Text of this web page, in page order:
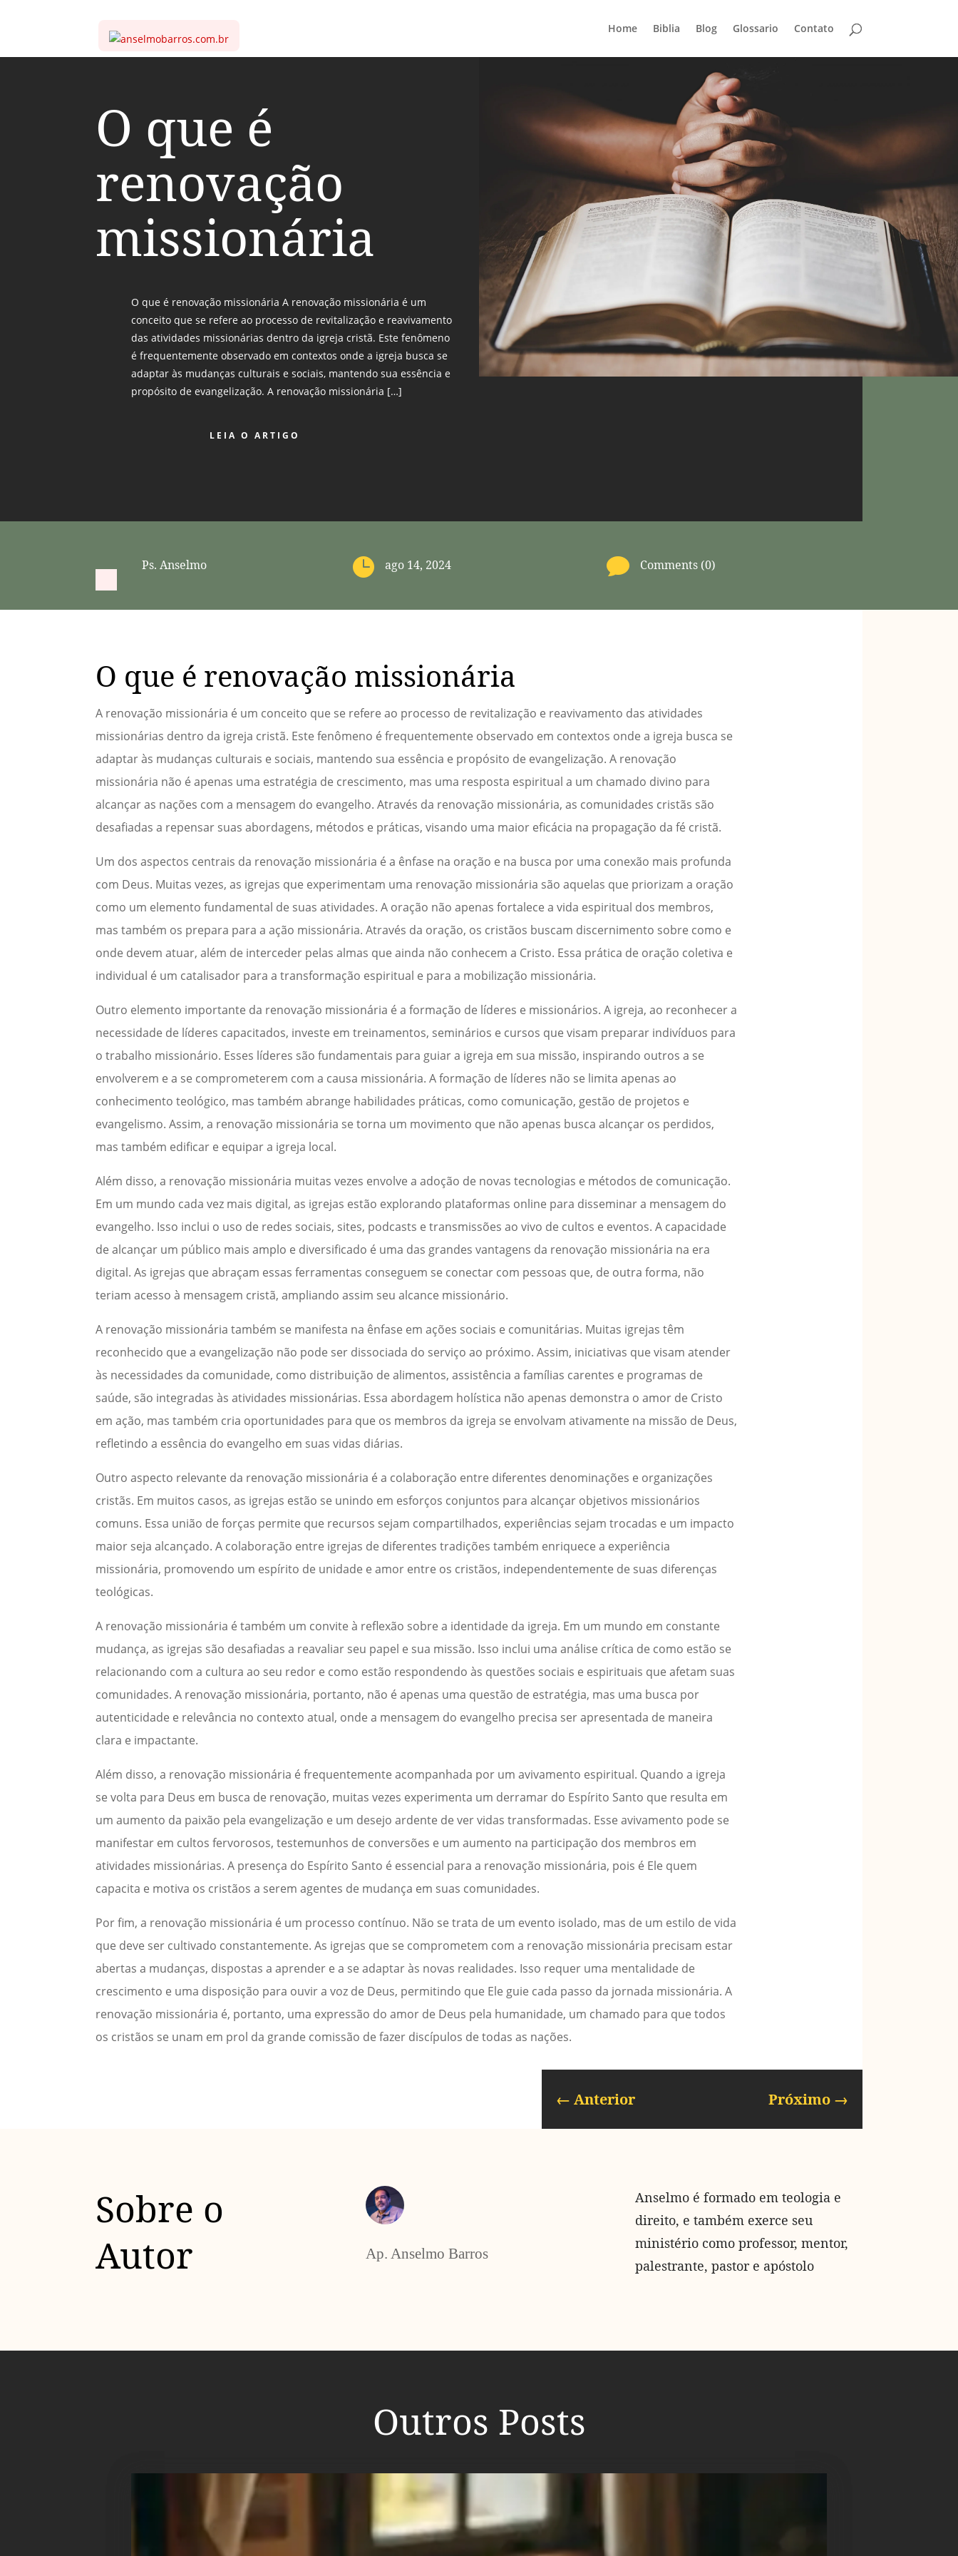
Home Biblia Blog Glossario Contato
O que é
renovação
missionária
O que é renovação missionária A renovação missionária é um
conceito que se refere ao processo de revitalização e reavivamento
das atividades missionárias dentro da igreja cristã. Este fenômeno
é frequentemente observado em contextos onde a igreja busca se
adaptar às mudanças culturais e sociais, mantendo sua essência e
propósito de evangelização. A renovação missionária […]
LEIA O ARTIGO
Ps. Anselmo  ago 14, 2024  Comments (0)
O que é renovação missionária
A renovação missionária é um conceito que se refere ao processo de revitalização e reavivamento das atividades
missionárias dentro da igreja cristã. Este fenômeno é frequentemente observado em contextos onde a igreja busca se
adaptar às mudanças culturais e sociais, mantendo sua essência e propósito de evangelização. A renovação
missionária não é apenas uma estratégia de crescimento, mas uma resposta espiritual a um chamado divino para
alcançar as nações com a mensagem do evangelho. Através da renovação missionária, as comunidades cristãs são
desafiadas a repensar suas abordagens, métodos e práticas, visando uma maior eficácia na propagação da fé cristã.
Um dos aspectos centrais da renovação missionária é a ênfase na oração e na busca por uma conexão mais profunda
com Deus. Muitas vezes, as igrejas que experimentam uma renovação missionária são aquelas que priorizam a oração
como um elemento fundamental de suas atividades. A oração não apenas fortalece a vida espiritual dos membros,
mas também os prepara para a ação missionária. Através da oração, os cristãos buscam discernimento sobre como e
onde devem atuar, além de interceder pelas almas que ainda não conhecem a Cristo. Essa prática de oração coletiva e
individual é um catalisador para a transformação espiritual e para a mobilização missionária.
Outro elemento importante da renovação missionária é a formação de líderes e missionários. A igreja, ao reconhecer a
necessidade de líderes capacitados, investe em treinamentos, seminários e cursos que visam preparar indivíduos para
o trabalho missionário. Esses líderes são fundamentais para guiar a igreja em sua missão, inspirando outros a se
envolverem e a se comprometerem com a causa missionária. A formação de líderes não se limita apenas ao
conhecimento teológico, mas também abrange habilidades práticas, como comunicação, gestão de projetos e
evangelismo. Assim, a renovação missionária se torna um movimento que não apenas busca alcançar os perdidos,
mas também edificar e equipar a igreja local.
Além disso, a renovação missionária muitas vezes envolve a adoção de novas tecnologias e métodos de comunicação.
Em um mundo cada vez mais digital, as igrejas estão explorando plataformas online para disseminar a mensagem do
evangelho. Isso inclui o uso de redes sociais, sites, podcasts e transmissões ao vivo de cultos e eventos. A capacidade
de alcançar um público mais amplo e diversificado é uma das grandes vantagens da renovação missionária na era
digital. As igrejas que abraçam essas ferramentas conseguem se conectar com pessoas que, de outra forma, não
teriam acesso à mensagem cristã, ampliando assim seu alcance missionário.
A renovação missionária também se manifesta na ênfase em ações sociais e comunitárias. Muitas igrejas têm
reconhecido que a evangelização não pode ser dissociada do serviço ao próximo. Assim, iniciativas que visam atender
às necessidades da comunidade, como distribuição de alimentos, assistência a famílias carentes e programas de
saúde, são integradas às atividades missionárias. Essa abordagem holística não apenas demonstra o amor de Cristo
em ação, mas também cria oportunidades para que os membros da igreja se envolvam ativamente na missão de Deus,
refletindo a essência do evangelho em suas vidas diárias.
Outro aspecto relevante da renovação missionária é a colaboração entre diferentes denominações e organizações
cristãs. Em muitos casos, as igrejas estão se unindo em esforços conjuntos para alcançar objetivos missionários
comuns. Essa união de forças permite que recursos sejam compartilhados, experiências sejam trocadas e um impacto
maior seja alcançado. A colaboração entre igrejas de diferentes tradições também enriquece a experiência
missionária, promovendo um espírito de unidade e amor entre os cristãos, independentemente de suas diferenças
teológicas.
A renovação missionária é também um convite à reflexão sobre a identidade da igreja. Em um mundo em constante
mudança, as igrejas são desafiadas a reavaliar seu papel e sua missão. Isso inclui uma análise crítica de como estão se
relacionando com a cultura ao seu redor e como estão respondendo às questões sociais e espirituais que afetam suas
comunidades. A renovação missionária, portanto, não é apenas uma questão de estratégia, mas uma busca por
autenticidade e relevância no contexto atual, onde a mensagem do evangelho precisa ser apresentada de maneira
clara e impactante.
Além disso, a renovação missionária é frequentemente acompanhada por um avivamento espiritual. Quando a igreja
se volta para Deus em busca de renovação, muitas vezes experimenta um derramar do Espírito Santo que resulta em
um aumento da paixão pela evangelização e um desejo ardente de ver vidas transformadas. Esse avivamento pode se
manifestar em cultos fervorosos, testemunhos de conversões e um aumento na participação dos membros em
atividades missionárias. A presença do Espírito Santo é essencial para a renovação missionária, pois é Ele quem
capacita e motiva os cristãos a serem agentes de mudança em suas comunidades.
Por fim, a renovação missionária é um processo contínuo. Não se trata de um evento isolado, mas de um estilo de vida
que deve ser cultivado constantemente. As igrejas que se comprometem com a renovação missionária precisam estar
abertas a mudanças, dispostas a aprender e a se adaptar às novas realidades. Isso requer uma mentalidade de
crescimento e uma disposição para ouvir a voz de Deus, permitindo que Ele guie cada passo da jornada missionária. A
renovação missionária é, portanto, uma expressão do amor de Deus pela humanidade, um chamado para que todos
os cristãos se unam em prol da grande comissão de fazer discípulos de todas as nações.
← Anterior Próximo→
Sobre o
Autor
Ap. Anselmo Barros
Anselmo é formado em teologia e
direito, e também exerce seu
ministério como professor, mentor,
palestrante, pastor e apóstolo
Outros Posts